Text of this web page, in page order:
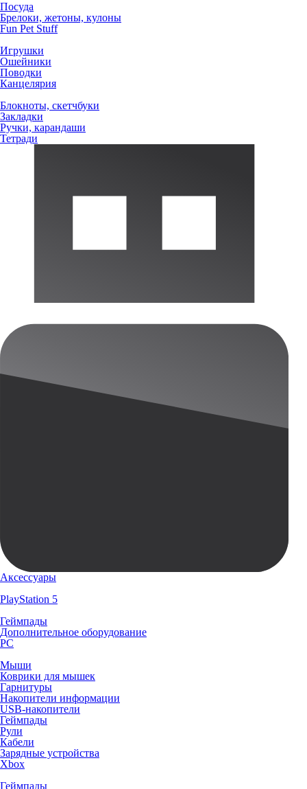
Посуда
Брелоки, жетоны, кулоны
Fun Pet Stuff
Игрушки
Ошейники
Поводки
Канцелярия
Блокноты, скетчбуки
Закладки
Ручки, карандаши
Тетради
Аксессуары
PlayStation 5
Геймпады
Дополнительное оборудование
PC
Мыши
Коврики для мышек
Гарнитуры
Накопители информации
USB-накопители
Геймпады
Рули
Кабели
Зарядные устройства
Xbox
Геймпады